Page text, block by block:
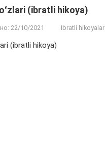
(ibratli hikoya)
22/10/2021 Ibratli hikoyalar